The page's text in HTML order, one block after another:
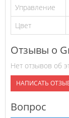
Управление
Цвет
Отзывы о
Нет отзывов об
НАПИСАТЬ
Вопрос